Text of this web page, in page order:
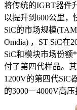
将传统的IGBT器件
以提升到600公里，
SiC的市场规模
Omdia) ，ST SiC在
SiC和模块市场份
付了第四代样品。
1200V的第四代SiC
的3000－4000V高压